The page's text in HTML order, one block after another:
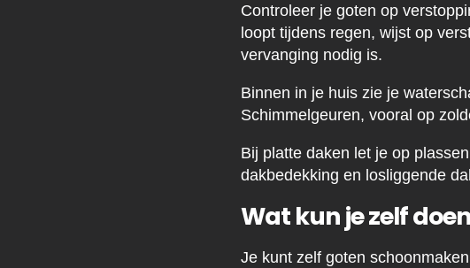
Controleer je goten op
loopt tijdens regen, wijst op
vervanging nodig is.
Binnen in je huis zie je
Schimmelgeuren, vooral op
Bij platte daken let je op
dakbedekking en losliggende
Wat kun je zelf
Je kunt zelf goten